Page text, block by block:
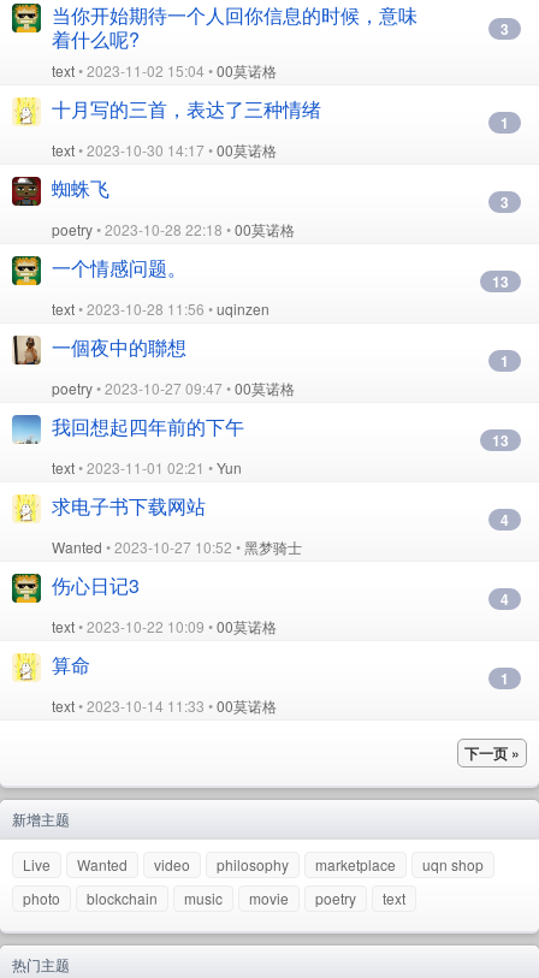
当你开始期待一个人回你信息的时候，意味
着什么呢?
text• 2023-11-02 15:04 •00莫诺格
3
十月写的三首，表达了三种情绪
text• 2023-10-30 14:17 •00莫诺格
1
蜘蛛飞
poetry• 2023-10-28 22:18 •00莫诺格
3
一个情感问题。
text• 2023-10-28 11:56 •uqinzen
13
一個夜中的聯想
poetry• 2023-10-27 09:47 •00莫诺格
1
我回想起四年前的下午
text• 2023-11-01 02:21 •Yun
13
求电子书下载网站
Wanted • 2023-10-27 10:52 •黑梦骑士
4
伤心日记3
text• 2023-10-22 10:09 •00莫诺格
4
算命
text• 2023-10-14 11:33 •00莫诺格
1
下一页 »
新增主题
Live Wanted video philosophy marketplace
uqn shop
photo
blockchain music movie poetry text
热门主题